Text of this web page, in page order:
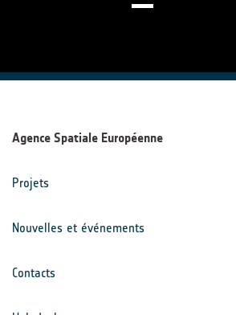
Agence Spatiale Européenne
Projets
Nouvelles et événements
Contacts